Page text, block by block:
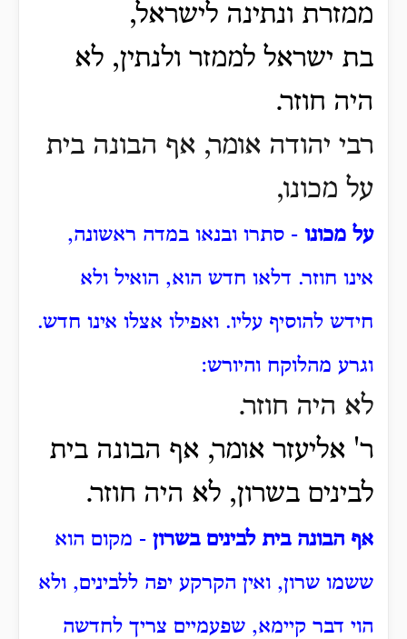
ממזרת ונתינה לישראל,
בת ישראל לממזר ולנתין, לא
היה חוזר.
רבי יהודה אומר, אף הבונה בית
על מכונו,
על מכונו - סתרו ובנאו במדה ראשונה,
אינו חוזר. דלאו חדש הוא, הואיל ולא
חידש להוסיף עליו. ואפילו אצלו אינו חדש.
וגרע מהלוקח והיורש:
לא היה חוזר.
ר' אליעזר אומר, אף הבונה בית
לבינים בשרון, לא היה חוזר.
אף הבונה בית לבינים בשרון - מקום הוא
ששמו שרון, ואין הקרקע יפה ללבינים, ולא
הוי דבר קיימא, שפעמיים צריך לחדשה